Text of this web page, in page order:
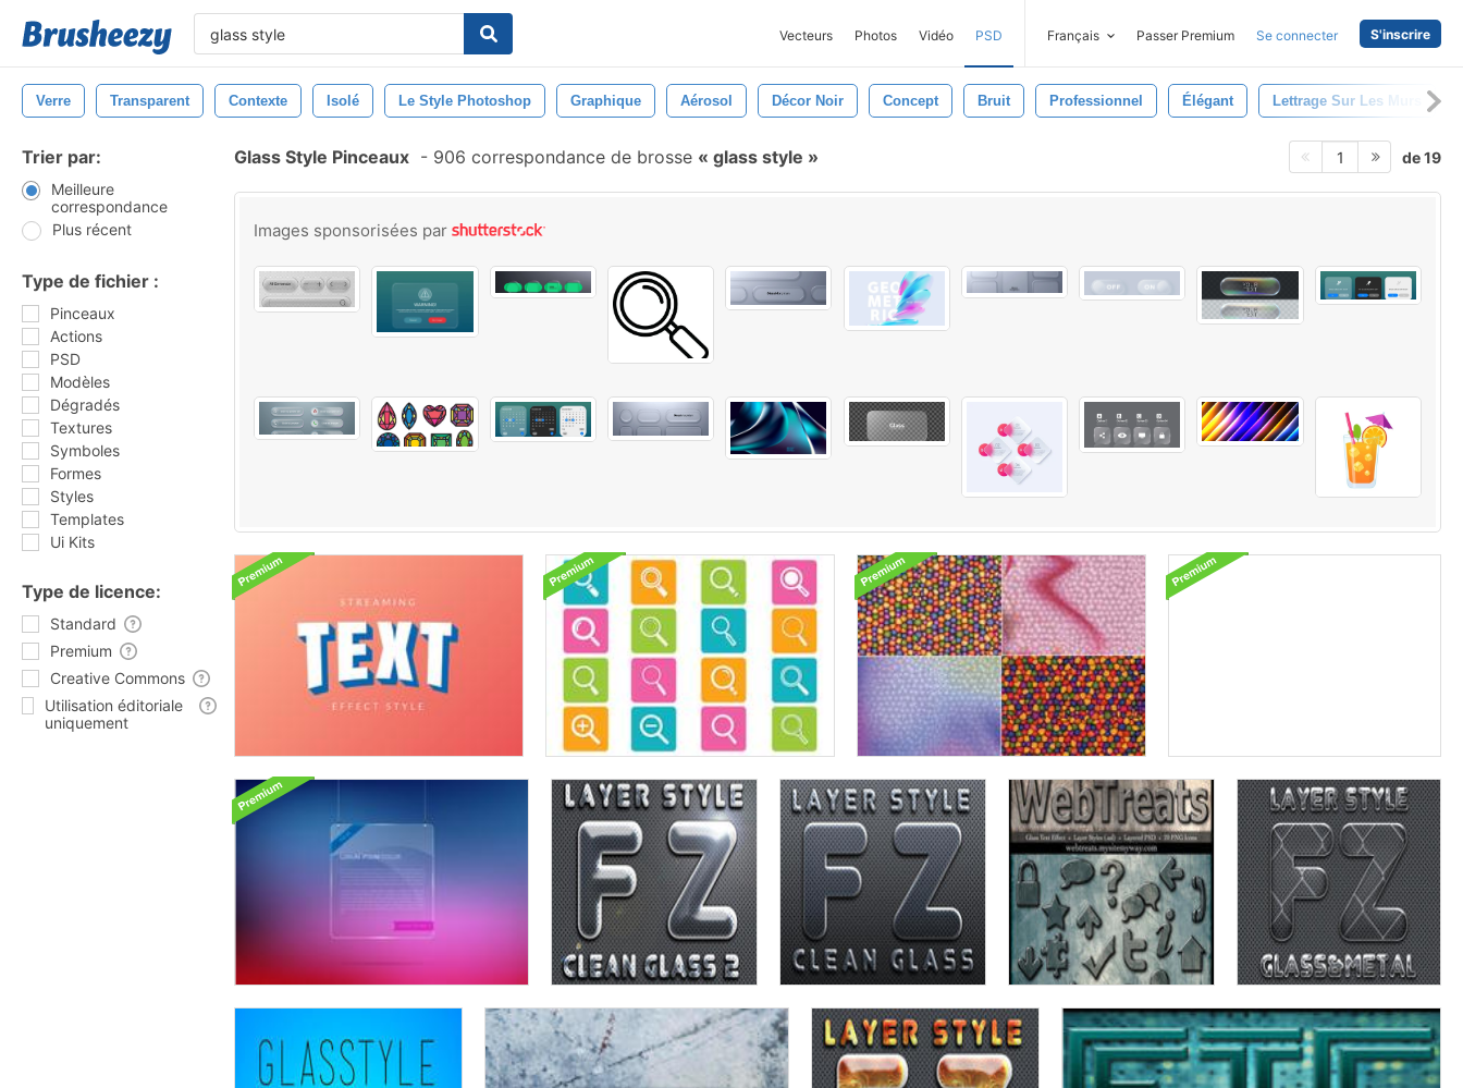
Vecteurs Photos Vidéo PSD Français Passer Premium Se connecter S'inscrire
Verre Transparent Contexte Isolé Le Style Photoshop Graphique Aérosol Décor Noir Concept Bruit Professionnel Élégant Lettrage Sur Les Murs
Trier par:
Meilleure
correspondance
Plus récent
Type de fichier :
Pinceaux
Actions
PSD
Modèles
Dégradés
Textures
Symboles
Formes
Styles
Templates
Ui Kits
Type de licence:
Standard
Premium
Creative Commons
Utilisation éditoriale
uniquement
Glass Style Pinceaux - 906 correspondance de brosse glass style 1 de 19
Images sponsorisées par